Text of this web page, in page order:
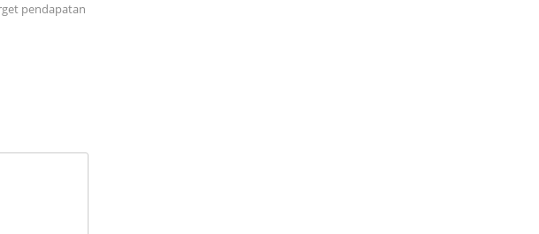
pendapatan